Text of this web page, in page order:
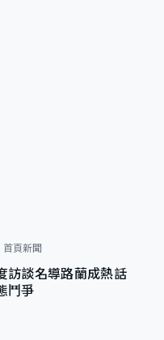
首頁新聞
訪談名導路蘭成熱話
鬥爭